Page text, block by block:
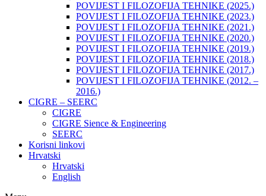
POVIJEST I FILOZOFIJA TEHNIKE (2025.)
POVIJEST I FILOZOFIJA TEHNIKE (2023.)
POVIJEST I FILOZOFIJA TEHNIKE (2021.)
POVIJEST I FILOZOFIJA TEHNIKE (2020.)
POVIJEST I FILOZOFIJA TEHNIKE (2019.)
POVIJEST I FILOZOFIJA TEHNIKE (2018.)
POVIJEST I FILOZOFIJA TEHNIKE (2017.)
POVIJEST I FILOZOFIJA TEHNIKE (2012. –
2016.)
CIGRE – SEERC
CIGRE
CIGRE Sience & Engineering
SEERC
Korisni linkovi
Hrvatski
Hrvatski
English